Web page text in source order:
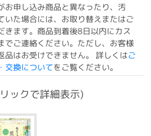
お申し込み商品と異なったり、汚
いた場合には、お取り替えまたはご
きます。商品到着後8日以内にカス
でご連絡ください。ただし、お客様
品はお受けできません。 詳しくはご
交換についてをご覧ください。
ックで詳細表示)